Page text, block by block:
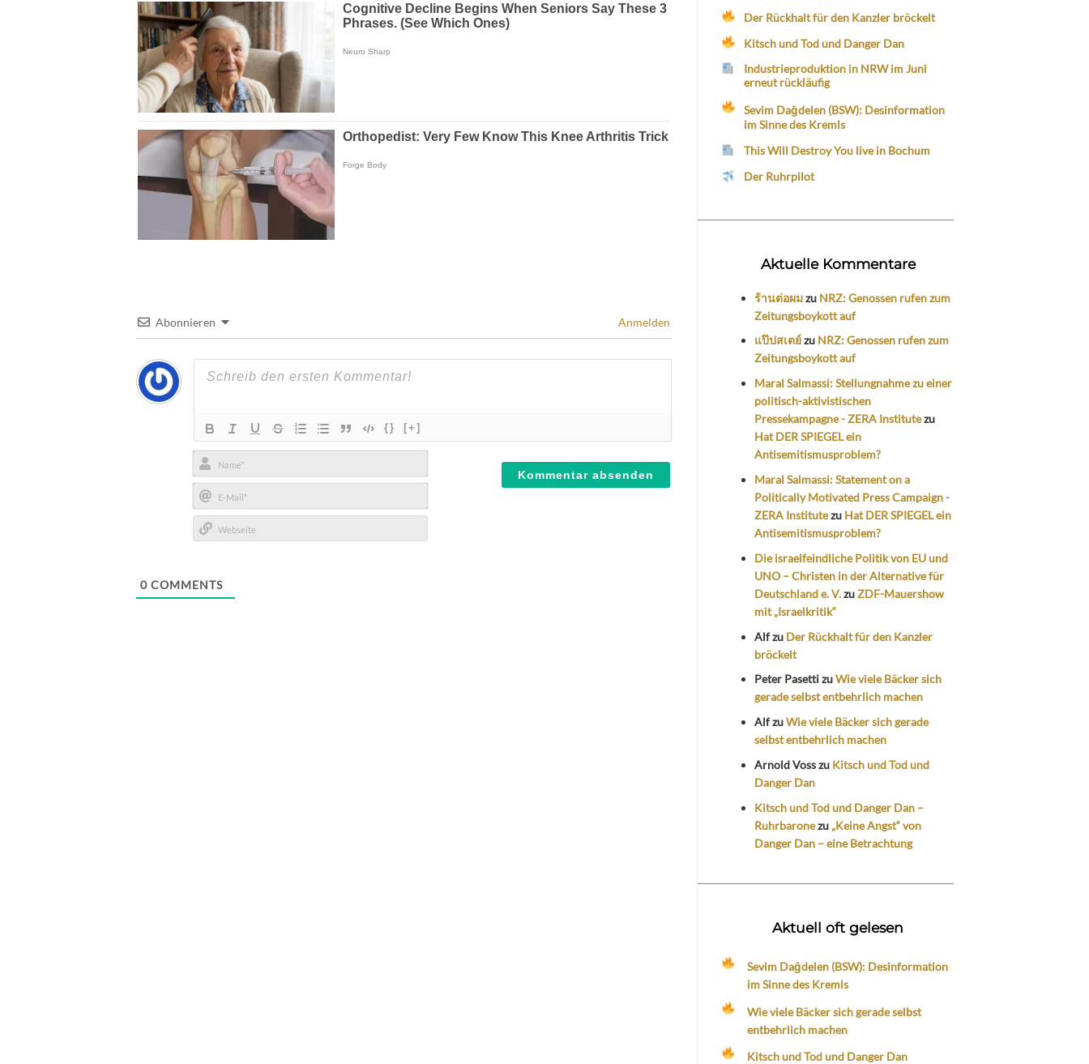
Abonnieren Anmelden
{} [+]
Name*
E-
Mail*
0 COMMENTS
Der Rückhalt für den Kanzler bröckelt
Kitsch und Tod und Danger Dan
Industrieproduktion in NRW im Juni
erneut rückläufig
Sevim Dağdelen (BSW): Desinformation
im Sinne des Kremls
This Will Destroy You live in Bochum
Der Ruhrpilot
Aktuelle Kommentare
ร้านต่อผมzu NRZ: Genossen rufen zum
Zeitungsboykott auf
แป๊ปสเตย์zu NRZ: Genossen rufen zum
Zeitungsboykott auf
Maral Salmassi: Stellungnahme zu einer
politisch-aktivistischen
Pressekampagne - ZERA Institutezu
Hat DER SPIEGEL ein
Antisemitismusproblem?
Maral Salmassi: Statement on a
Politically Motivated Press Campaign -
ZERA Institutezu Hat DER SPIEGEL ein
Antisemitismusproblem?
Die israelfeindliche Politik von EU und
UNO – Christen in der Alternative für
Deutschland e. V.zuZDF-Mauershow
mit „Israelkritik“
Alfzu Der Rückhalt für den Kanzler
bröckelt
Peter PasettizuWie viele Bäcker sich
gerade selbst entbehrlich machen
AlfzuWie viele Bäcker sich gerade
selbst entbehrlich machen
Arnold Vosszu Kitsch und Tod und
Danger Dan
Kitsch und Tod und Danger Dan –
Ruhrbaronezu „Keine Angst“ von
Danger Dan – eine Betrachtung
Aktuell oft gelesen
Sevim Dağdelen (BSW): Desinformation
im Sinne des Kremls
Wie viele Bäcker sich gerade selbst
entbehrlich machen
Kitsch und Tod und Danger Dan